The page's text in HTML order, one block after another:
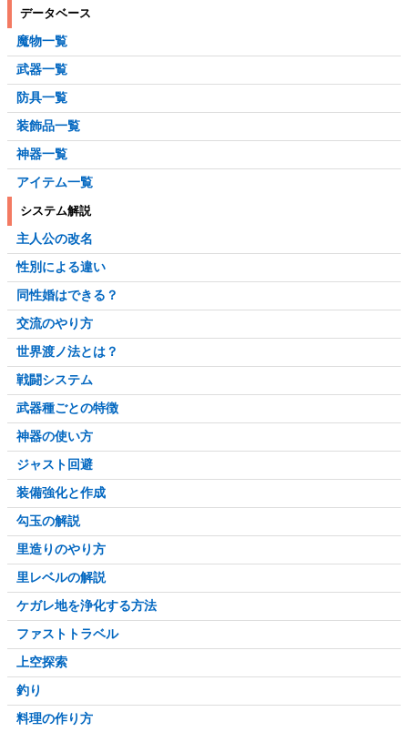
データベース
魔物一覧
武器一覧
防具一覧
装飾品一覧
神器一覧
アイテム一覧
システム解説
主人公の改名
性別による違い
同性婚はできる？
交流のやり方
世界渡ノ法とは？
戦闘システム
武器種ごとの特徴
神器の使い方
ジャスト回避
装備強化と作成
勾玉の解説
里造りのやり方
里レベルの解説
ケガレ地を浄化する方法
ファストトラベル
上空探索
釣り
料理の作り方